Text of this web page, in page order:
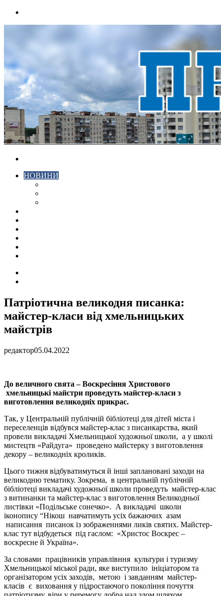
НОВИНИ
Патріотична великодня писанка:
майстер-класи від хмельницьких
майстрів
редактор05.04.2022
До величного свята – Воскресіння Христового
хмельницькі майстри проведуть майстер-класи з
виготовлення великодніх прикрас.
Так, у Центральній публічній бібліотеці для дітей міста і
переселенців відбувся майстер-клас з писанкарства, який
провели викладачі Хмельницької художньої школи, а у школі
мистецтв «Райдуга» проведено майстерку з виготовлення
декору – великодніх кроликів.
Цього тижня відбуватимуться й інші заплановані заходи на
великодню тематику. Зокрема, в центральній публічній
бібліотеці викладачі художньої школи проведуть майстер-клас
з витинанки та майстер-клас з виготовлення Великодньої
листівки «Подільське сонечко». А викладачі школи
іконопису “Нікош навчатимуть усіх бажаючих азам
написання писанок із зображеннями ликів святих. Майстер-
клас тут відбудеться під гаслом: «Христос Воскрес –
воскресне й Україна».
За словами працівників управлівння культури і туризму
Хмельницької міської ради, яке виступило ініціатором та
організатором усіх заходів, метою і завданням майстер-
класів є виховання у підростаючого покоління почуття